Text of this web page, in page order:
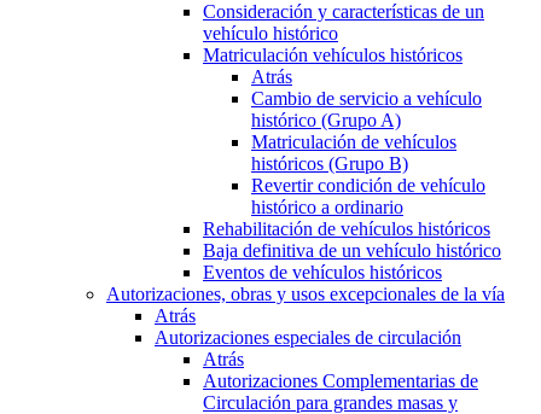
Consideración y características de un
vehículo histórico
Matriculación vehículos históricos
Atrás
Cambio de servicio a vehículo
histórico (Grupo A)
Matriculación de vehículos
históricos (Grupo B)
Revertir condición de vehículo
histórico a ordinario
Rehabilitación de vehículos históricos
Baja definitiva de un vehículo histórico
Eventos de vehículos históricos
Autorizaciones, obras y usos excepcionales de la vía
Atrás
Autorizaciones especiales de circulación
Atrás
Autorizaciones Complementarias de
Circulación para grandes masas y